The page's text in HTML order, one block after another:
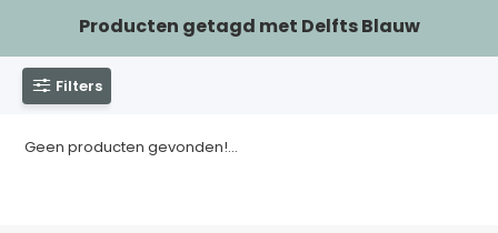
Producten getagd met Delfts Blauw
Filters
Geen producten gevonden!...